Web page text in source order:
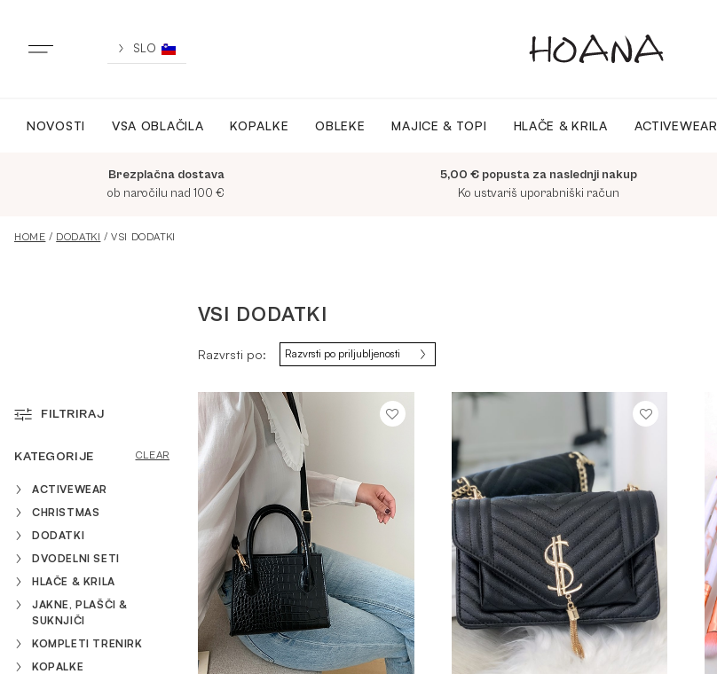
content
SLO
NOVOSTI VSA OBLAČILA KOPALKE OBLEKE MAJICE & TOPI HLAČE & KRILA ACTIVEWEAR
Brezplačna dostava
ob naročilu nad 100 €
5,00 € popusta za naslednji nakup
Ko ustvariš uporabniški račun
NOVO
VSA OBLAČILA
KOMPLETI TRENIRK
OBUTEV
DODATKI
HOME / DODATKI / VSI DODATKI
FILTRIRAJ
KATEGORIJE CLEAR
ACTIVEWEAR
CHRISTMAS
DODATKI
DVODELNI SETI
HLAČE & KRILA
JAKNE, PLAŠČI &
SUKNJIČI
KOMPLETI TRENIRK
KOPALKE
VSI DODATKI
Razvrsti po: